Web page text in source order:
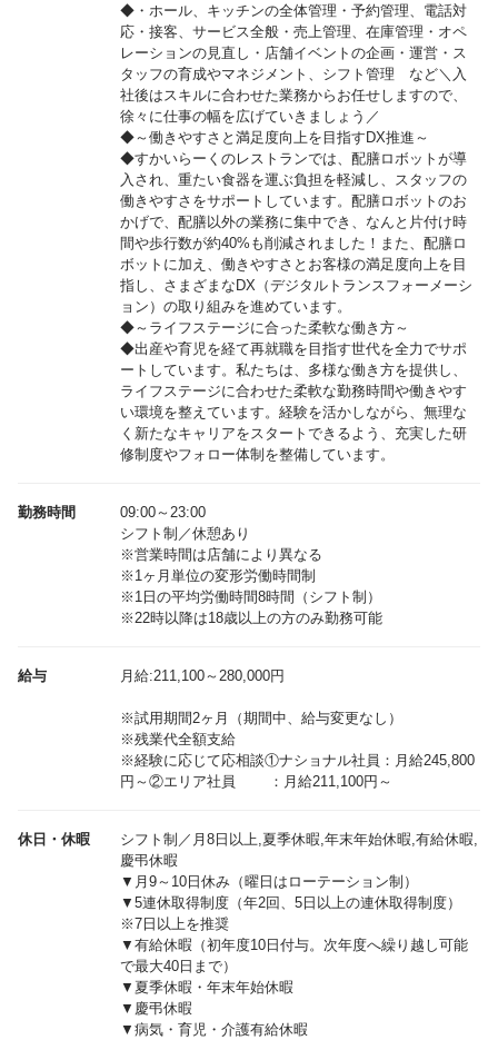
◆・ホール、キッチンの全体管理・予約管理、電話対
応・接客、サービス全般・売上管理、在庫管理・オペ
レーションの見直し・店舗イベントの企画・運営・ス
タッフの育成やマネジメント、シフト管理 など＼入
社後はスキルに合わせた業務からお任せしますので、
徐々に仕事の幅を広げていきましょう／
◆～働きやすさと満足度向上を目指すDX推進～
◆すかいらーくのレストランでは、配膳ロボットが導
入され、重たい食器を運ぶ負担を軽減し、スタッフの
働きやすさをサポートしています。配膳ロボットのお
かげで、配膳以外の業務に集中でき、なんと片付け時
間や歩行数が約40%も削減されました！また、配膳ロ
ボットに加え、働きやすさとお客様の満足度向上を目
指し、さまざまなDX（デジタルトランスフォーメーシ
ョン）の取り組みを進めています。
◆～ライフステージに合った柔軟な働き方～
◆出産や育児を経て再就職を目指す世代を全力でサポ
ートしています。私たちは、多様な働き方を提供し、
ライフステージに合わせた柔軟な勤務時間や働きやす
い環境を整えています。経験を活かしながら、無理な
く新たなキャリアをスタートできるよう、充実した研
修制度やフォロー体制を整備しています。
勤務時間
09:00～23:00
シフト制／休憩あり
※営業時間は店舗により異なる
※1ヶ月単位の変形労働時間制
※1日の平均労働時間8時間（シフト制）
※22時以降は18歳以上の方のみ勤務可能
給与 月給:211,100～280,000円
※試用期間2ヶ月（期間中、給与変更なし）
※残業代全額支給
※経験に応じて応相談①ナショナル社員：月給245,800
休日・休暇
シフト制／月8日以上,夏季休暇,年末年始休暇,有給休暇,
慶弔休暇
▼月9～10日休み（曜日はローテーション制）
▼5連休取得制度（年2回、5日以上の連休取得制度）
※7日以上を推奨
▼有給休暇（初年度10日付与。次年度へ繰り越し可能
で最大40日まで）
▼夏季休暇・年末年始休暇
▼慶弔休暇
▼病気・育児・介護有給休暇